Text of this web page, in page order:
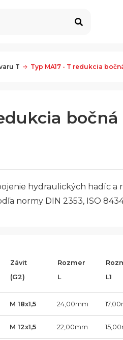
T Typ MA17 - T redukcia
bočná
hydraulických hadíc a
normy DIN 2353, ISO
Závit
(G2)
Rozmer
L
L1
M 18x1,5 24,00mm 17,00
M 12x1,5 22,00mm 15,00